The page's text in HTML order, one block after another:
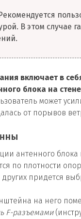
В этом случае
включает в
блока на стене
может
от порывов
антенного
по плотности
придется
на него
F-разъемами